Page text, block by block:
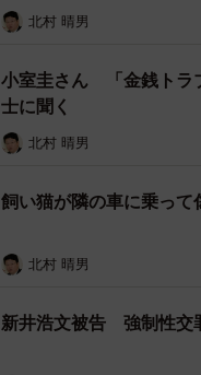
北村 晴男
小室圭さん 「金銭トラ
士に聞く
北村 晴男
飼い猫が隣の車に乗って
北村 晴男
新井浩文被告 強制性交